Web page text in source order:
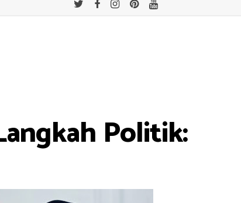
Politik: